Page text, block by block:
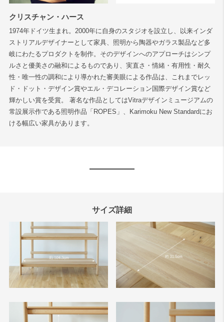
クリスチャン・ハース
1974年ドイツ生まれ。2000年に自身のスタジオを設立し、以来インダ
ストリアルデザイナーとして家具、照明から陶器やガラス製品など多
岐にわたるプロダクトを制作。そのデザインへのアプローチはシンプ
ルさと優美さの融和によるものであり、実直さ・情緒・有用性・耐久
性・唯一性の調和により導かれた審美眼による作品は、これまでレッ
ド・ドット・デザイン賞やエル・デコレーション国際デザイン賞など
輝かしい賞を受賞。 著名な作品としてはVitraデザインミュージアムの
常設展示作である照明作品「ROPES」、Karimoku New Standardにお
ける幅広い家具があります。
サイズ詳細